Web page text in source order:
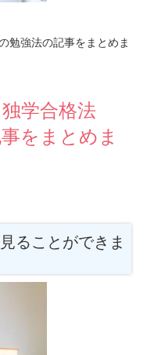
勉強法の記事をまとめま
学合格法
をまとめま
ることができま